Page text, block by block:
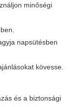
minőségi
napsütésben
kövesse.
és a biztonsági